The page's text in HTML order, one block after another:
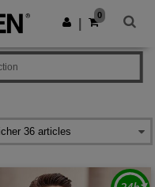
Obtenir l'appli
0